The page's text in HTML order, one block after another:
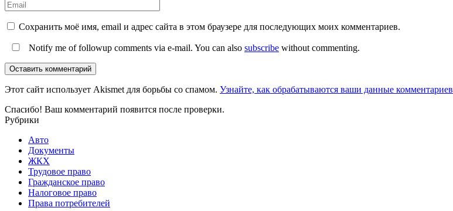
Сохранить моё имя, email и адрес сайта в этом браузере для последующих моих комментариев.
Notify me of followup comments via e-mail. You can also subscribe without commenting.
Оставить комментарий
Этот сайт использует Akismet для борьбы со спамом. Узнайте, как обрабатываются ваши данные комментариев
Спасибо! Ваш комментарий появится после проверки.
Рубрики
Авто
Документы
ЖКХ
Трудовое право
Гражданское право
Налоговое право
Права потребителей